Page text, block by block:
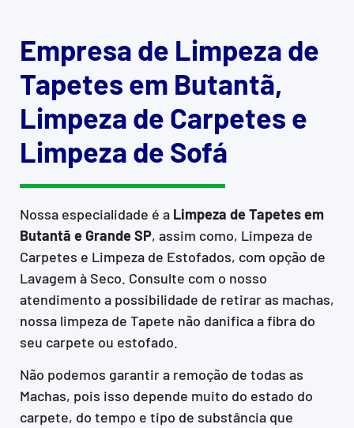
Empresa de Limpeza de
Tapetes em Butantã,
Limpeza de Carpetes e
Limpeza de Sofá
Nossa especialidade é a Limpeza de Tapetes em
Butantã e Grande SP, assim como, Limpeza de
Carpetes e Limpeza de Estofados, com opção de
Lavagem à Seco. Consulte com o nosso
atendimento a possibilidade de retirar as machas,
nossa limpeza de Tapete não danifica a fibra do
seu carpete ou estofado.
Não podemos garantir a remoção de todas as
Machas, pois isso depende muito do estado do
carpete, do tempo e tipo de substância que